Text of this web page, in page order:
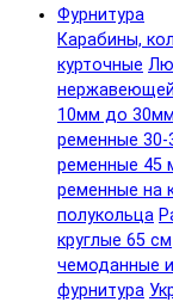
Фурнитура
Карабины,
курточные
10мм до 30мм
ременные
ременные 45
ременные на
полукольца
круглые 65 см
чемоданные
фурнитура